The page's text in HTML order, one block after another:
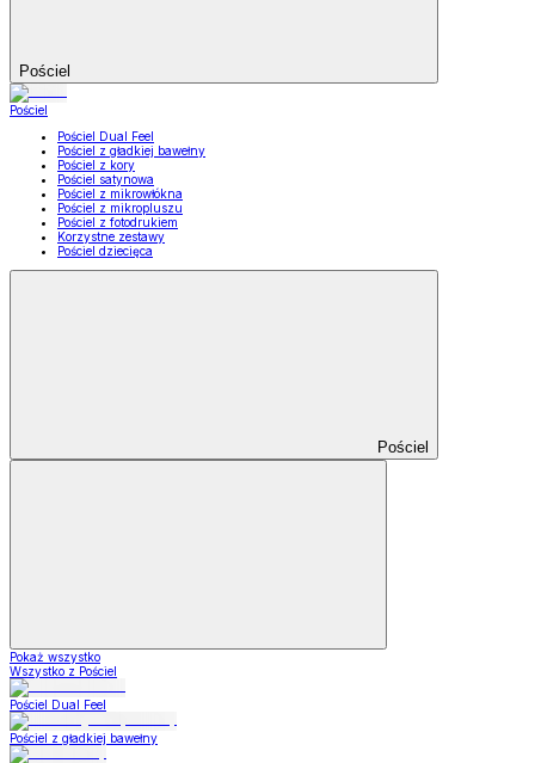
Pościel
Pościel
Pościel Dual Feel
Pościel z gładkiej bawełny
Pościel z kory
Pościel satynowa
Pościel z mikrowłókna
Pościel z mikropluszu
Pościel z fotodrukiem
Korzystne zestawy
Pościel dziecięca
Pościel
Pokaż wszystko
Wszystko z Pościel
Pościel Dual Feel
Pościel z gładkiej bawełny